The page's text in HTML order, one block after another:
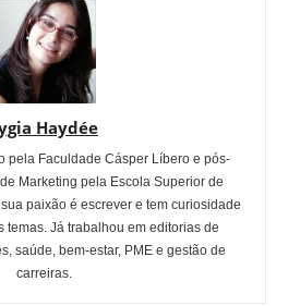
Haydée
pela Faculdade Cásper Líbero e pós-
Marketing pela Escola Superior de
paixão é escrever e tem curiosidade
temas. Já trabalhou em editorias de
saúde, bem-estar, PME e gestão de
carreiras.